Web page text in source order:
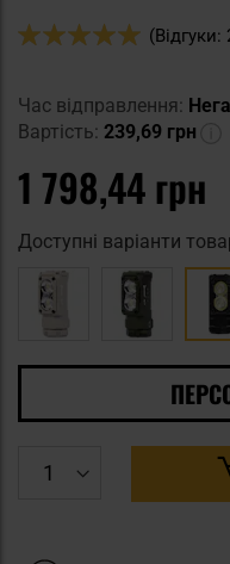
Оцінка:
(Відгуки:
Час відправлення:
Вартість: 239,69 грн
1 798,44 грн
Доступні варіанти